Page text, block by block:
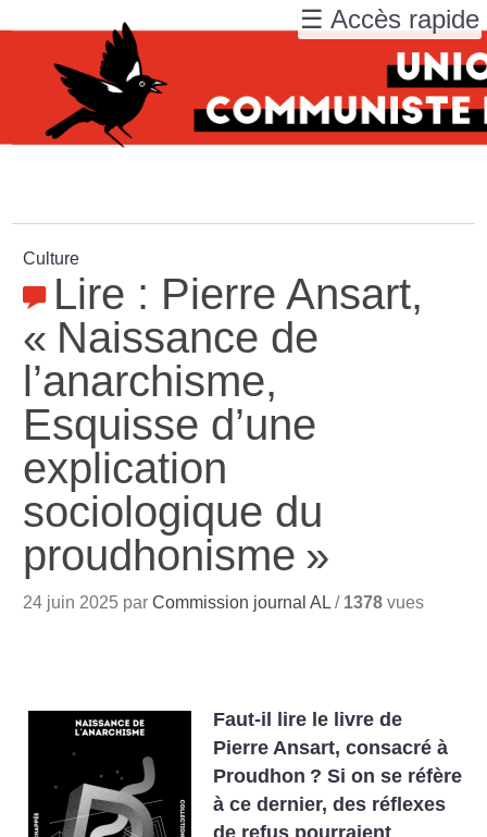
Culture
Lire : Pierre Ansart,
« Naissance de
l’anarchisme,
Esquisse d’une
explication
sociologique du
proudhonisme »
24 juin 2025 parCommission journal AL / 1378 vues
Faut-il lire le livre de
Pierre Ansart, consacré à
Proudhon ? Si on se réfère
à ce dernier, des réflexes
de refus pourraient
☰ Accès rapide